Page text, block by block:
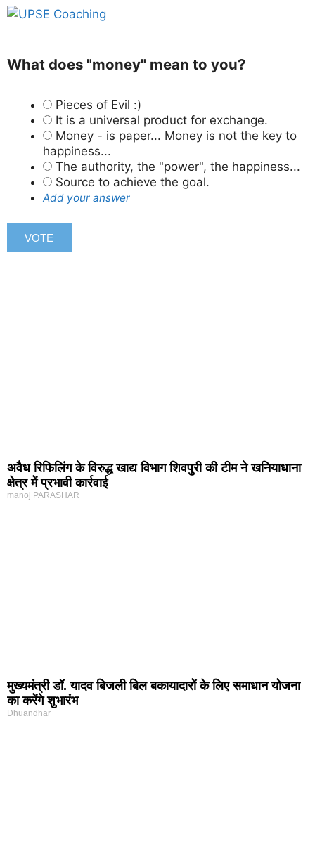
What does "money" mean to you?
Pieces of Evil :)
It is a universal product for exchange.
Money - is paper... Money is not the key to
happiness...
The authority, the "power", the happiness...
Source to achieve the goal.
Add your answer
अवैध रिफिलिंग के विरुद्ध खाद्य विभाग शिवपुरी की टीम ने खनियाधाना
क्षेत्र में प्रभावी कार्रवाई
manoj PARASHAR
मुख्यमंत्री डॉ. यादव बिजली बिल बकायादारों के लिए समाधान योजना
का करेंगे शुभारंभ
Dhuandhar